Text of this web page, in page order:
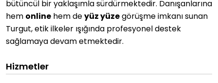
bütüncül bir yaklaşımla sürdürmektedir. Danışanlarına
hem online hem de yüz yüze görüşme imkanı sunan
Turgut, etik ilkeler ışığında profesyonel destek
sağlamaya devam etmektedir.
Hizmetler